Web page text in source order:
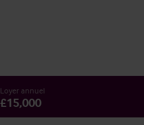
Loyer annuel
£15,000